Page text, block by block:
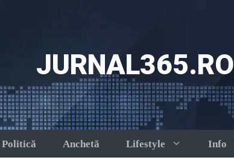
JURNAL365.RO
Politică Anchetă Lifestyle Info